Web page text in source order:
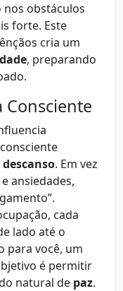
nos obstáculos
forte. Este
cria um
, preparando
Consciente
descanso. Em vez
ansiedades,
cada
lado até o
para você, um
é permitir
natural de paz.